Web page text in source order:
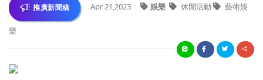
推廣新聞稿 Apr 21,2023 娛樂 休閒活動 藝術娛
樂